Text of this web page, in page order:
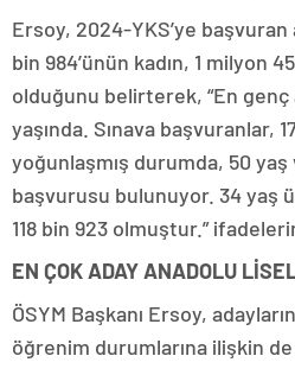
Ersoy, 2024-YKS’ye başvuran
bin 984’ünün kadın, 1 milyon
olduğunu belirterek, “En genç
yaşında. Sınava başvuranlar,
yoğunlaşmış durumda, 50 yaş
başvurusu bulunuyor. 34 yaş
118 bin 923 olmuştur.”
EN ÇOK ADAY ANADOLU
ÖSYM Başkanı Ersoy,
öğrenim durumlarına ilişkin